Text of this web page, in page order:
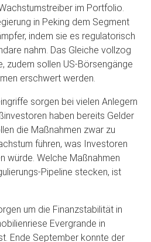
im Portfolio.
in Peking dem Segment
indem sie es regulatorisch
nahm. Das Gleiche vollzog
zudem sollen US-Börsengänge
erschwert werden.
sorgen bei vielen Anlegern
haben bereits Gelder
die Maßnahmen zwar zu
führen, was Investoren
würde. Welche Maßnahmen
Pipeline stecken, ist
um die Finanzstabilität in
Evergrande in
Ende September konnte der